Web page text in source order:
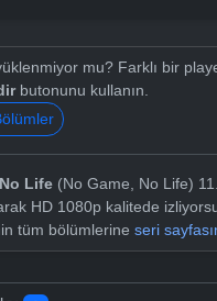
mu? Farklı bir
butonunu kullanın.
Life (No Game, No Life)
HD 1080p kalitede
tüm bölümlerine seri